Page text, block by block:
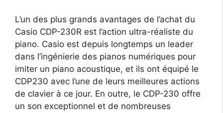
L’un des plus grands avantages de l’achat du
Casio CDP-230R est l’action ultra-réaliste du
piano. Casio est depuis longtemps un leader
dans l’ingénierie des pianos numériques pour
imiter un piano acoustique, et ils ont équipé le
CDP230 avec l’une de leurs meilleures actions
de clavier à ce jour. En outre, le CDP-230 offre
un son exceptionnel et de nombreuses